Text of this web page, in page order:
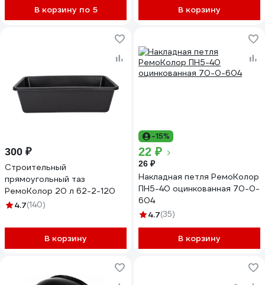
В корзину по 5 В корзину
300 ₽
Строительный
прямоугольный таз
РемоКолор 20 л 62-2-120
4.7(140)
В корзину
-15%
22 ₽
26 ₽
Накладная петля РемоКолор
ПН5-40 оцинкованная 70-0-
604
4.7(35)
В корзину